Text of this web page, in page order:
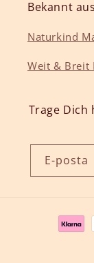
Bekannt aus
Naturkind
Weit & Breit
Trage Dich
E-posta
Ödeme